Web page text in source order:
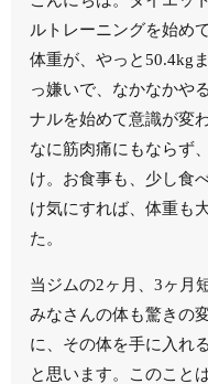
ルトレーニングを始め
体重が、やっと50.4kg
っ嫌いで、なかなかや
ナルを始めて意識が変
なに筋肉痛にもならず
け。お食事も、少し食
け気にすれば、体重も
た。
当ジムの2ヶ月、3ヶ月
みなさんの体も驚きの
に、その体を手に入れ
と思います。このこと